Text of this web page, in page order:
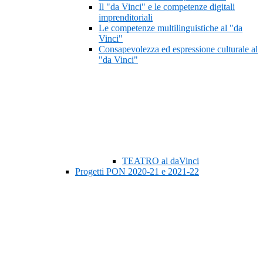
Il "da Vinci" e le competenze digitali
imprenditoriali
Le competenze multilinguistiche al "da
Vinci"
Consapevolezza ed espressione culturale al
"da Vinci"
TEATRO al daVinci
Progetti PON 2020-21 e 2021-22